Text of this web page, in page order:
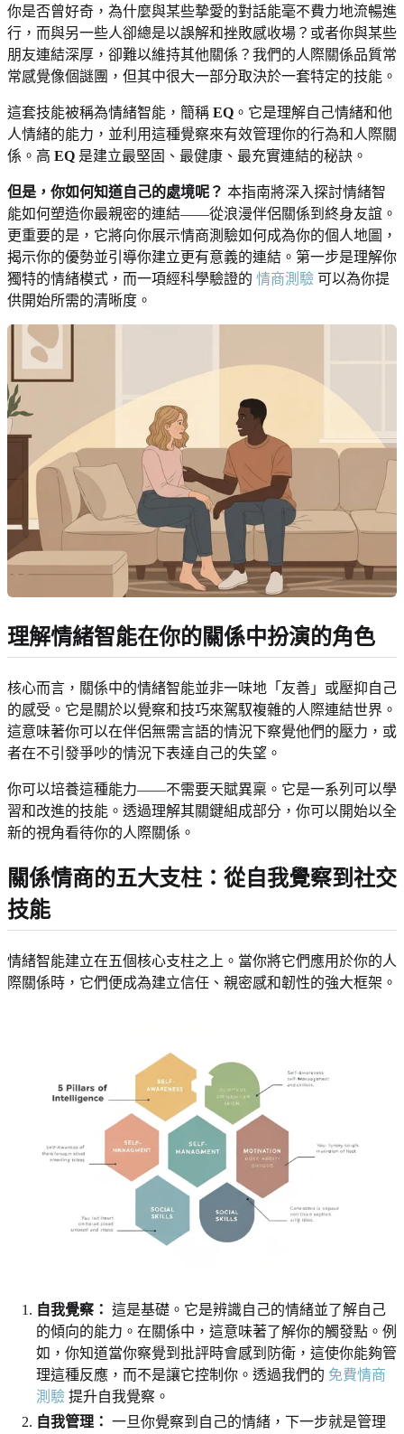
你是否曾好奇，為什麼與某些摯愛的對話能毫不費力地流暢進
行，而與另一些人卻總是以誤解和挫敗感收場？或者你與某些
朋友連結深厚，卻難以維持其他關係？我們的人際關係品質常
常感覺像個謎團，但其中很大一部分取決於一套特定的技能。
這套技能被稱為情緒智能，簡稱 EQ 。它是理解自己情緒和他
人情緒的能力，並利用這種覺察來有效管理你的行為和人際關
係。高 EQ 是建立最堅固、最健康、最充實連結的秘訣。
但是，你如何知道自己的處境呢？ 本指南將深入探討情緒智
能如何塑造你最親密的連結——從浪漫伴侶關係到終身友誼。
更重要的是，它將向你展示情商測驗如何成為你的個人地圖，
揭示你的優勢並引導你建立更有意義的連結。第一步是理解你
獨特的情緒模式，而一項經科學驗證的 情商測驗 可以為你提
供開始所需的清晰度。
理解情緒智能在你的關係中扮演的角色
核心而言，關係中的情緒智能並非一味地「友善」或壓抑自己
的感受。它是關於以覺察和技巧來駕馭複雜的人際連結世界。
這意味著你可以在伴侶無需言語的情況下察覺他們的壓力，或
者在不引發爭吵的情況下表達自己的失望。
你可以培養這種能力——不需要天賦異稟。它是一系列可以學
習和改進的技能。透過理解其關鍵組成部分，你可以開始以全
新的視角看待你的人際關係。
關係情商的五大支柱：從自我覺察到社交
技能
情緒智能建立在五個核心支柱之上。當你將它們應用於你的人
際關係時，它們便成為建立信任、親密感和韌性的強大框架。
自我覺察： 這是基礎。它是辨識自己的情緒並了解自己
的傾向的能力。在關係中，這意味著了解你的觸發點。例
如，你知道當你察覺到批評時會感到防衛，這使你能夠管
理這種反應，而不是讓它控制你。透過我們的 免費情商
測驗 提升自我覺察。
自我管理： 一旦你覺察到自己的情緒，下一步就是管理